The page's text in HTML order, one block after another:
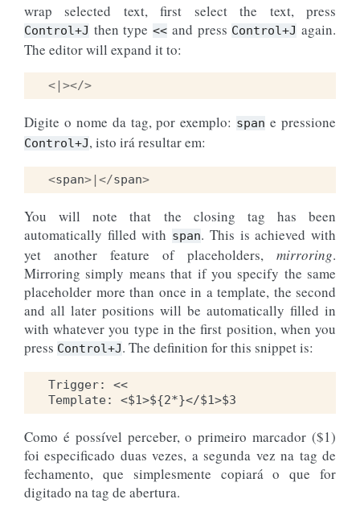
wrap selected text, first select the text, press
Control+J then type<< and press Control+J again.
The editor will expand it to:
<|></>
Digite o nome da tag, por exemplo: span e pressione
Control+J, isto irá resultar em:
<span>|</span>
You will note that the closing tag has been
automatically filled with span. This is achieved with
yet another feature of placeholders, mirroring.
Mirroring simply means that if you specify the same
placeholder more than once in a template, the second
and all later positions will be automatically filled in
with whatever you type in the first position, when you
press Control+J. The definition for this snippet is:
Trigger: <<
Como é possível perceber, o primeiro marcador ($1)
foi especificado duas vezes, a segunda vez na tag de
fechamento, que simplesmente copiará o que for
digitado na tag de abertura.